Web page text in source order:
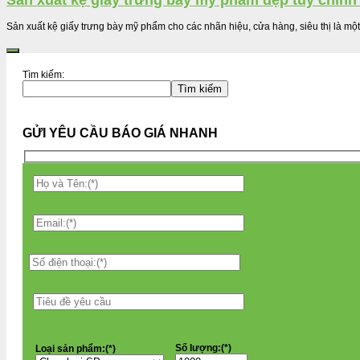
Sản xuất kệ giấy trưng bày mỹ phẩm cho các nhãn hiệu, cửa hàng, siêu thị là
Tìm kiếm:
Tìm kiếm
GỬI YÊU CẦU BÁO GIÁ NHANH
Loại sản phẩm:(*) Số lượng:(*)